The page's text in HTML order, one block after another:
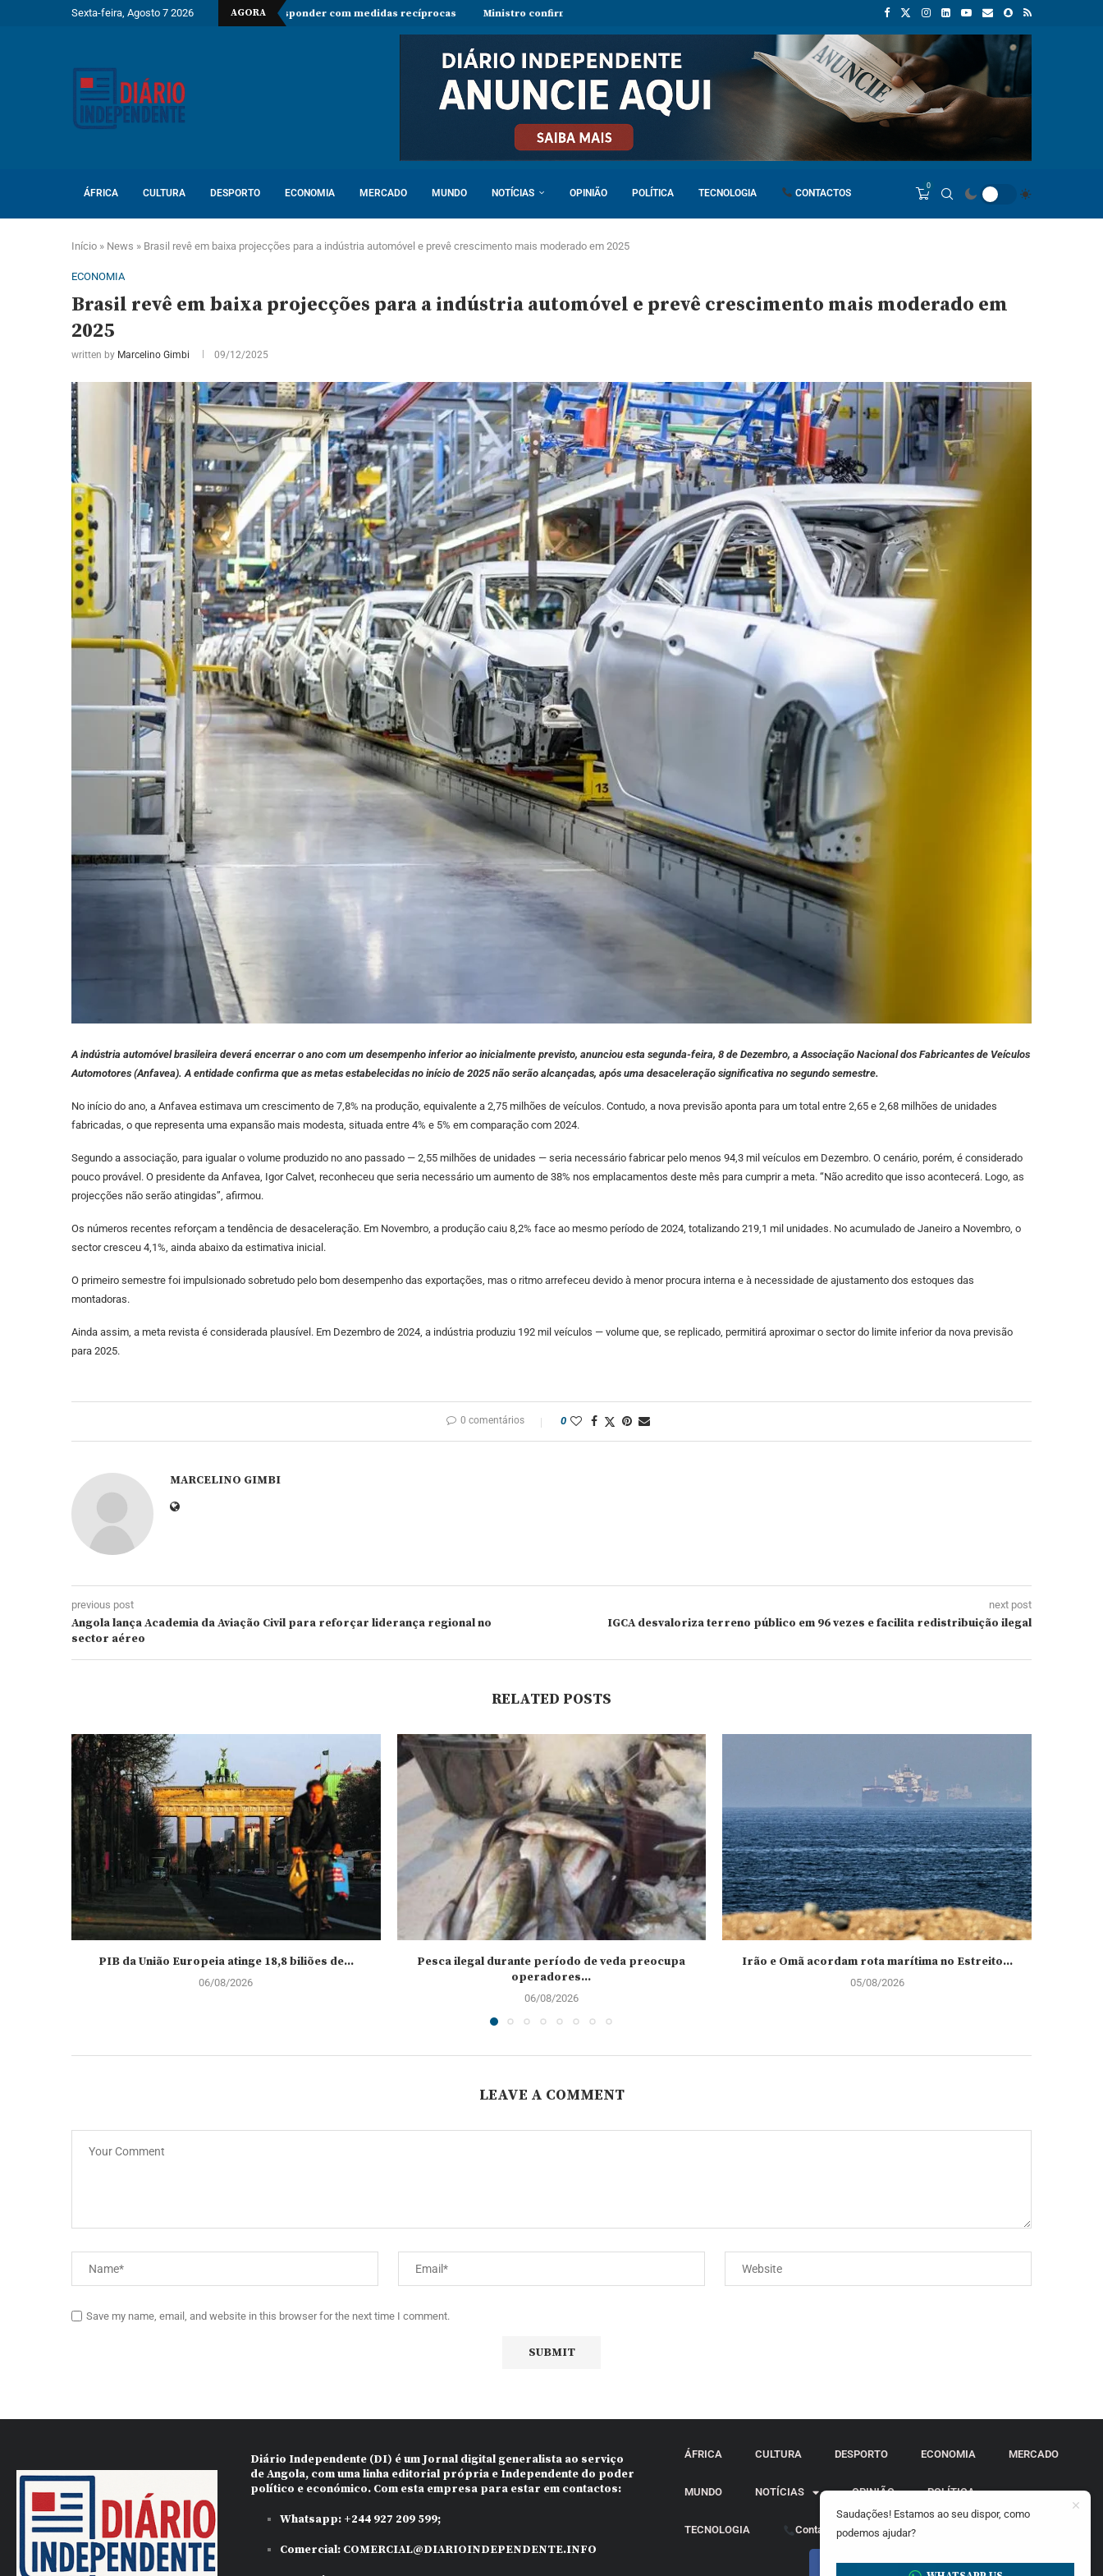
Sexta-feira, Agosto 7 2026 AGORA
controlos fronteiriços e ameaça responder com medidas recíprocas Ministro confirma regresso de Manuel Chang a Moçambique e remete processos à Justiça Comunicar para construir a Nação: O
ÁFRICA CULTURA DESPORTO ECONOMIA MERCADO MUNDO NOTÍCIAS OPINIÃO POLÍTICA TECNOLOGIA CONTACTOS
0
Início » News » Brasil revê em baixa projecções para a indústria automóvel e prevê crescimento mais moderado em 2025
ECONOMIA
Brasil revê em baixa projecções para a indústria automóvel e prevê crescimento mais moderado em
2025
written by Marcelino Gimbi 09/12/2025
A indústria automóvel brasileira deverá encerrar o ano com um desempenho inferior ao inicialmente previsto, anunciou esta segunda-feira, 8 de Dezembro, a Associação Nacional dos Fabricantes de Veículos
Automotores (Anfavea). A entidade confirma que as metas estabelecidas no início de 2025 não serão alcançadas, após uma desaceleração significativa no segundo semestre.
No início do ano, a Anfavea estimava um crescimento de 7,8% na produção, equivalente a 2,75 milhões de veículos. Contudo, a nova previsão aponta para um total entre 2,65 e 2,68 milhões de unidades
fabricadas, o que representa uma expansão mais modesta, situada entre 4% e 5% em comparação com 2024.
Segundo a associação, para igualar o volume produzido no ano passado — 2,55 milhões de unidades — seria necessário fabricar pelo menos 94,3 mil veículos em Dezembro. O cenário, porém, é considerado
pouco provável. O presidente da Anfavea, Igor Calvet, reconheceu que seria necessário um aumento de 38% nos emplacamentos deste mês para cumprir a meta. “Não acredito que isso acontecerá. Logo, as
projecções não serão atingidas”, afirmou.
Os números recentes reforçam a tendência de desaceleração. Em Novembro, a produção caiu 8,2% face ao mesmo período de 2024, totalizando 219,1 mil unidades. No acumulado de Janeiro a Novembro, o
sector cresceu 4,1%, ainda abaixo da estimativa inicial.
O primeiro semestre foi impulsionado sobretudo pelo bom desempenho das exportações, mas o ritmo arrefeceu devido à menor procura interna e à necessidade de ajustamento dos estoques das
montadoras.
Ainda assim, a meta revista é considerada plausível. Em Dezembro de 2024, a indústria produziu 192 mil veículos — volume que, se replicado, permitirá aproximar o sector do limite inferior da nova previsão
para 2025.
0 comentários 0
MARCELINO GIMBI
previous post
Angola lança Academia da Aviação Civil para reforçar liderança regional no
sector aéreo
next post
IGCA desvaloriza terreno público em 96 vezes e facilita redistribuição ilegal
RELATED POSTS
PIB da União Europeia atinge 18,8 biliões de...
06/08/2026
Pesca ilegal durante período de veda preocupa
operadores...
06/08/2026
Irão e Omã acordam rota marítima no Estreito...
05/08/2026
LEAVE A COMMENT
Save my name, email, and website in this browser for the next time I comment.
Diário Independente (DI) é um Jornal digital generalista ao serviço
de Angola, com uma linha editorial própria e Independente do poder
político e económico. Com esta empresa para estar em contactos:
Whatsapp:+244 927 209 599;
Comercial: COMERCIAL@DIARIOINDEPENDENTE.INFO
ÁFRICA CULTURA DESPORTO ECONOMIA MERCADO
MUNDO NOTÍCIAS OPINIÃO POLÍTICA
TECNOLOGIA Contactos
Saudações! Estamos ao seu dispor, como
podemos ajudar?